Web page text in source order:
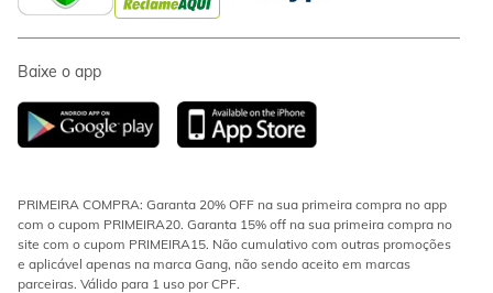
Baixe o app
PRIMEIRA COMPRA: Garanta 20% OFF na sua primeira compra no app
com o cupom PRIMEIRA20. Garanta 15% off na sua primeira compra no
site com o cupom PRIMEIRA15. Não cumulativo com outras promoções
e aplicável apenas na marca Gang, não sendo aceito em marcas
parceiras. Válido para 1 uso por CPF.